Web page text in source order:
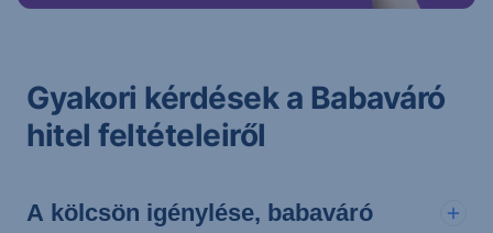
Gyakori kérdések a Babaváró
hitel feltételeiről
A kölcsön igénylése, babaváró